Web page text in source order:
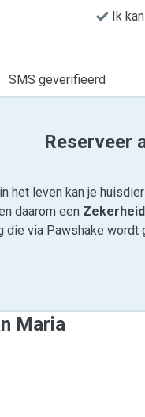
Ik
SMS geverifieerd
Reserveer
het leven kan je
daarom een
via Pawshake wordt
Maria